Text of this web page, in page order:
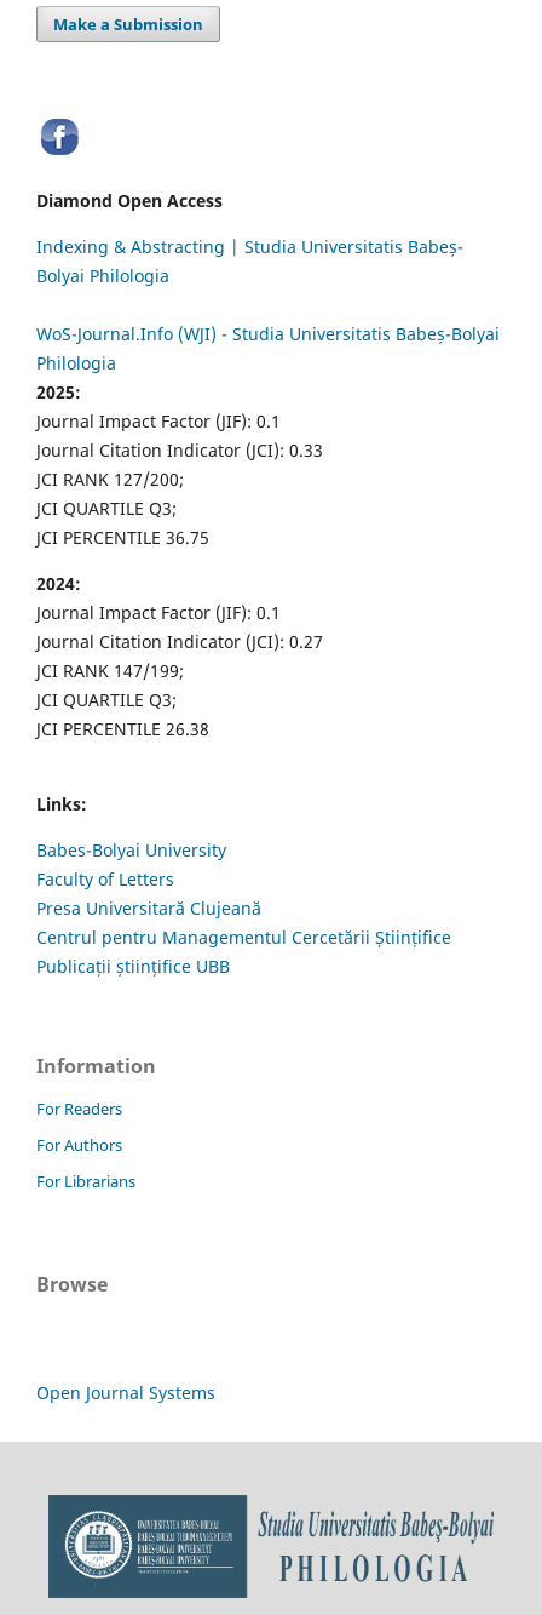
Make a Submission
Diamond Open Access
Indexing & Abstracting | Studia Universitatis Babeș-
Bolyai Philologia
WoS-Journal.Info (WJI) - Studia Universitatis Babeș-Bolyai
Philologia
2025:
Journal Impact Factor (JIF): 0.1
Journal Citation Indicator (JCI): 0.33
JCI RANK 127/200;
JCI QUARTILE Q3;
JCI PERCENTILE 36.75
2024:
Journal Impact Factor (JIF): 0.1
Journal Citation Indicator (JCI): 0.27
JCI RANK 147/199;
JCI QUARTILE Q3;
JCI PERCENTILE 26.38
Links:
Babes-Bolyai University
Faculty of Letters
Presa Universitară Clujeană
Centrul pentru Managementul Cercetării Științifice
Publicații științifice UBB
Information
For Readers
For Authors
For Librarians
Browse
Open Journal Systems